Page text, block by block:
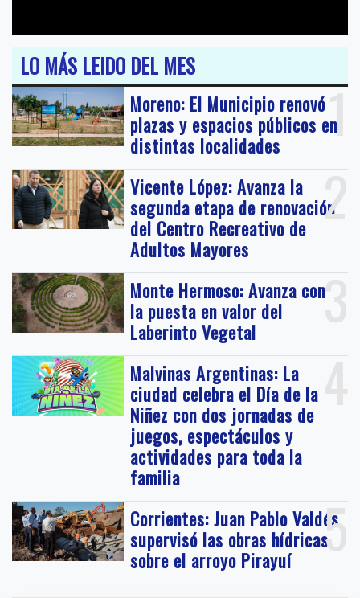
LO MÁS LEIDO DEL MES
1
Moreno: El Municipio renovó
plazas y espacios públicos en
distintas localidades
2
Vicente López: Avanza la
segunda etapa de renovación
del Centro Recreativo de
Adultos Mayores
3
Monte Hermoso: Avanza con
la puesta en valor del
Laberinto Vegetal
4
Malvinas Argentinas: La
ciudad celebra el Día de la
Niñez con dos jornadas de
juegos, espectáculos y
actividades para toda la
familia
5
Corrientes: Juan Pablo Valdés
supervisó las obras hídricas
sobre el arroyo Pirayuí